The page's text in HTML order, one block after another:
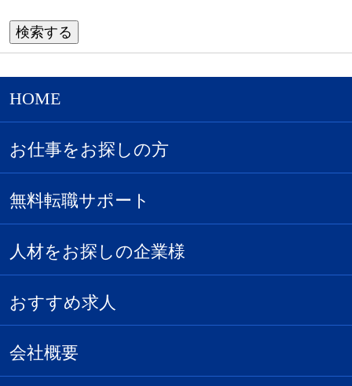
HOME
お仕事をお探しの方
無料転職サポート
人材をお探しの企業様
おすすめ求人
会社概要